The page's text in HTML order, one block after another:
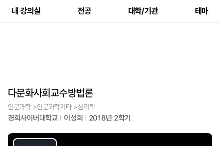
내 강의실 전공 대학/기관 테마
다문화사회교수방법론
인문과학 >인문과학기타 >심리학
경희사이버대학교 이성희 2018년 2학기